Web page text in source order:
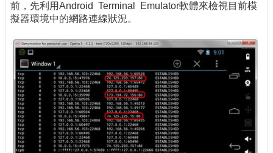
前，先利用Android Terminal Emulator軟體來檢視目前模
擬器環境中的網路連線狀況。